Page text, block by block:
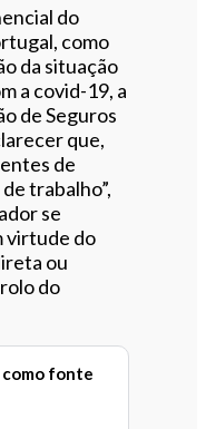
do
como
da situação
a covid-19, a
de Seguros
que,
de
trabalho”,
se
virtude do
ou
do
como fonte